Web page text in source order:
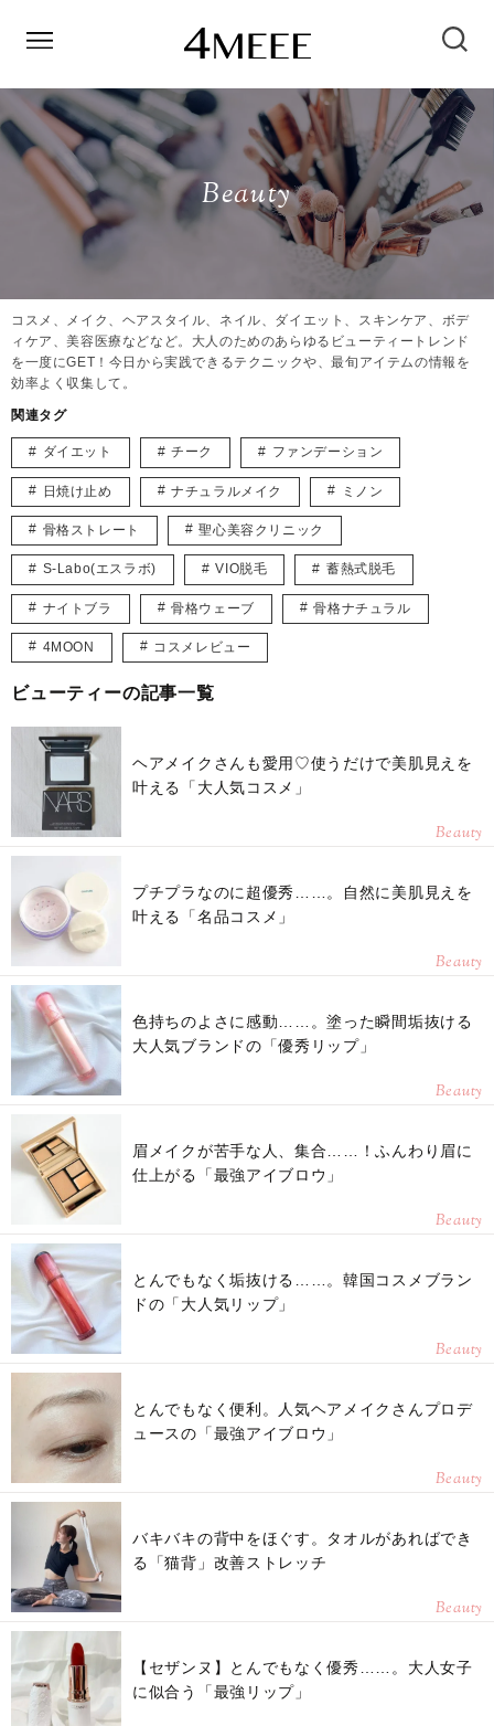
Beauty
コスメ、メイク、ヘアスタイル、ネイル、ダイエット、スキンケア、ボデ
ィケア、美容医療などなど。大人のためのあらゆるビューティートレンド
を一度にGET！今日から実践できるテクニックや、最旬アイテムの情報を
効率よく収集して。
関連タグ
ダイエット チーク ファンデーション
日焼け止め ナチュラルメイク ミノン
骨格ストレート 聖心美容クリニック
S-Labo(エスラボ) VIO脱毛 蓄熱式脱毛
ナイトブラ 骨格ウェーブ 骨格ナチュラル
4MOON コスメレビュー
ビューティーの記事一覧
ヘアメイクさんも愛用♡使うだけで美肌見えを
叶える「大人気コスメ」
Beauty
プチプラなのに超優秀……。自然に美肌見えを
叶える「名品コスメ」
Beauty
色持ちのよさに感動……。塗った瞬間垢抜ける
大人気ブランドの「優秀リップ」
Beauty
眉メイクが苦手な人、集合……！ふんわり眉に
仕上がる「最強アイブロウ」
Beauty
とんでもなく垢抜ける……。韓国コスメブラン
ドの「大人気リップ」
Beauty
とんでもなく便利。人気ヘアメイクさんプロデ
ュースの「最強アイブロウ」
Beauty
バキバキの背中をほぐす。タオルがあればでき
る「猫背」改善ストレッチ
Beauty
【セザンヌ】とんでもなく優秀……。大人女子
に似合う「最強リップ」